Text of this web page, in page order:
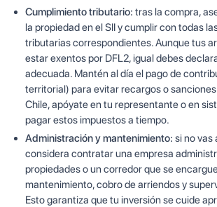
Cumplimiento tributario: tras la compra,
la propiedad en el SII y cumplir con todas
tributarias correspondientes. Aunque tus
estar exentos por DFL2, igual debes
adecuada. Mantén al día el pago de
territorial) para evitar recargos o
Chile, apóyate en tu representante o en
pagar estos impuestos a tiempo.
Administración y mantenimiento: si no vas
considera contratar una empresa
propiedades o un corredor que se
mantenimiento, cobro de arriendos y
Esto garantiza que tu inversión se cuide